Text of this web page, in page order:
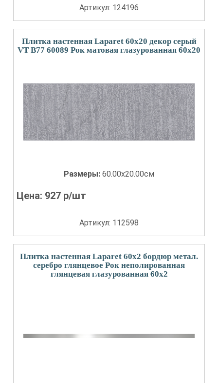
Артикул: 124196
Плитка настенная Laparet 60x20 декор серый
VT B77 60089 Рок матовая глазурованная 60x20
Размеры: 60.00x20.00см
Цена: 927 р/шт
Артикул: 112598
Плитка настенная Laparet 60x2 бордюр метал.
серебро глянцевое Рок неполированная
глянцевая глазурованная 60x2